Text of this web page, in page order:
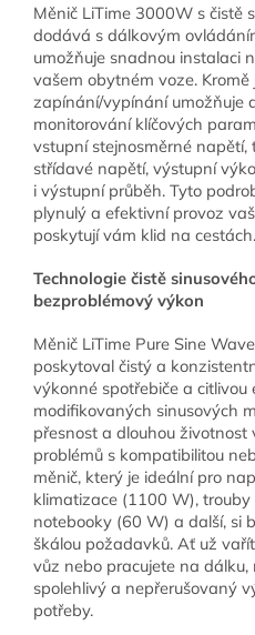
Měnič LiTime 3000W s čistě
dodává s dálkovým
umožňuje snadnou instalaci
vašem obytném voze.
zapínání/vypínání umožňuje
monitorování klíčových
vstupní stejnosměrné
střídavé napětí, výstupní
i výstupní průběh. Tyto
plynulý a efektivní provoz
poskytují vám klid na cestách.
Technologie čistě
bezproblémový výkon
Měnič LiTime Pure Sine
poskytoval čistý a
výkonné spotřebiče a citlivou
modifikovaných sinusových
přesnost a dlouhou životnost
problémů s kompatibilitou
měnič, který je ideální pro
klimatizace (1100 W),
notebooky (60 W) a další, si
škálou požadavků. Ať už
vůz nebo pracujete na dálku,
spolehlivý a nepřerušovaný
potřeby.